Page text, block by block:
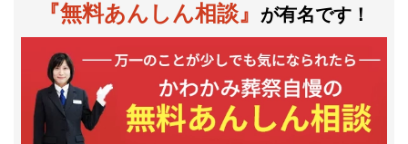
『無料あんしん相談』 が有名です！